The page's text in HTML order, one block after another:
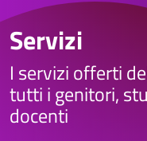
Servizi
I servizi offerti
tutti i genitori,
docenti